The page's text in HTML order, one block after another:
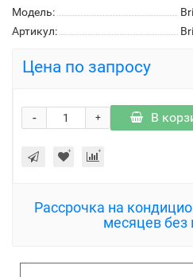
Модель:
Артикул:
Цена по запросу
+
- В
Рассрочка на
месяцев без